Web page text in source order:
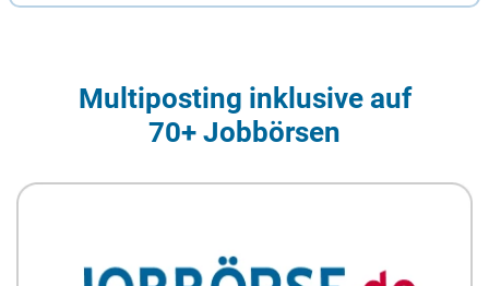
Multiposting inklusive auf
70+ Jobbörsen